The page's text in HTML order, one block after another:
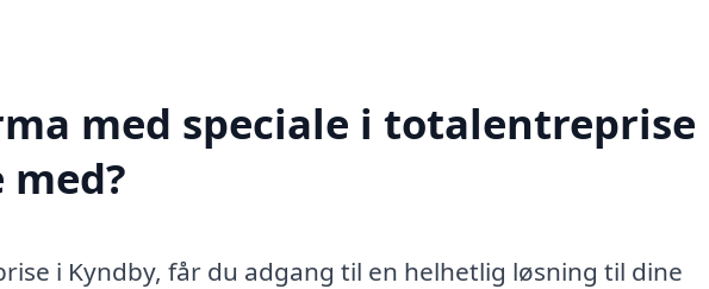
med speciale i totalentreprise
i Kyndby, får du adgang til en helhetlig løsning til dine